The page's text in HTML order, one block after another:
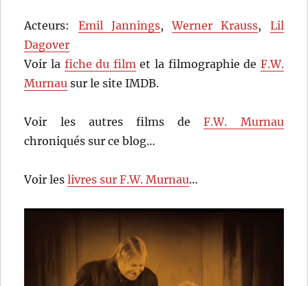
Acteurs: Emil Jannings,Werner Krauss, Lil
Dagover
Voir la fiche du filmet la filmographie de F.W.
Murnau sur le site IMDB.
Voir les autres films deF.W. Murnau
chroniqués sur ce blog…
Voir leslivres sur F.W. Murnau…